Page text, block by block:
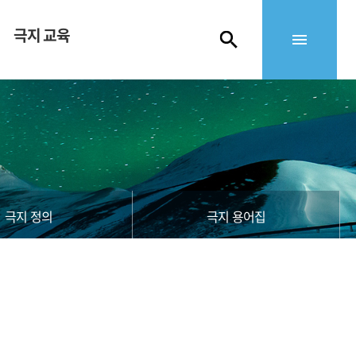
극지 교육
극지 정의 극지 용어집